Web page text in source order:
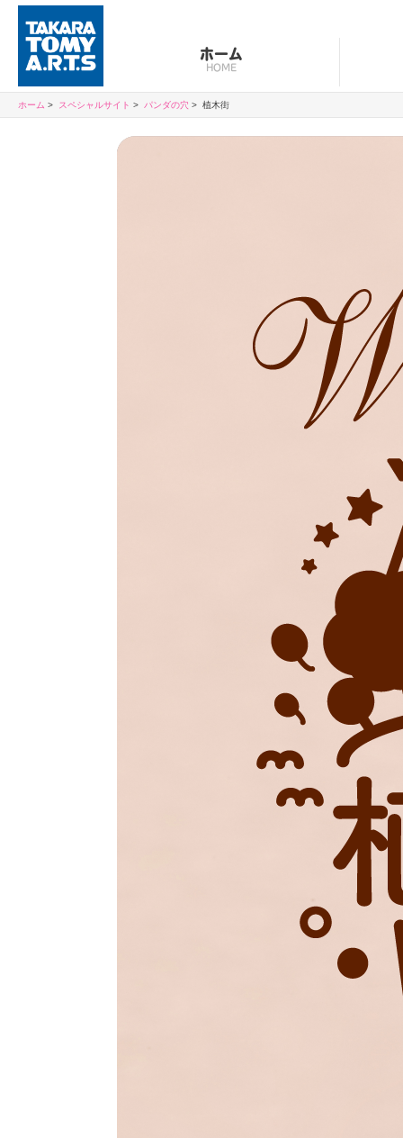
ホーム
HOME
ホーム スペシャルサイト パンダの穴 植木街